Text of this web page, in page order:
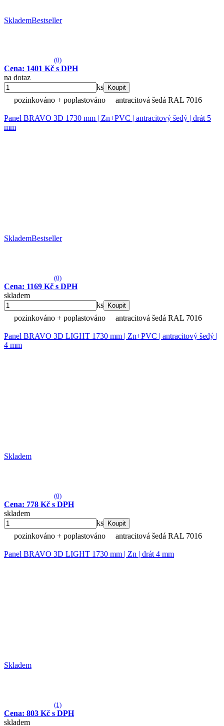
SklademBestseller
(0)
Cena: 1401 Kč s DPH
na dotaz
ks Koupit
pozinkováno + poplastováno antracitová šedá RAL 7016
Panel BRAVO 3D 1730 mm | Zn+PVC | antracitový šedý | drát 5
mm
SklademBestseller
(0)
Cena: 1169 Kč s DPH
skladem
ks Koupit
pozinkováno + poplastováno antracitová šedá RAL 7016
Panel BRAVO 3D LIGHT 1730 mm | Zn+PVC | antracitový šedý |
4 mm
Skladem
(0)
Cena: 778 Kč s DPH
skladem
ks Koupit
pozinkováno + poplastováno antracitová šedá RAL 7016
Panel BRAVO 3D LIGHT 1730 mm | Zn | drát 4 mm
Skladem
(1)
Cena: 803 Kč s DPH
skladem